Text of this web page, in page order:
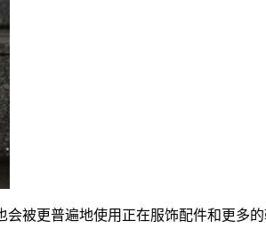
更普遍地使用正在服饰配件和更多